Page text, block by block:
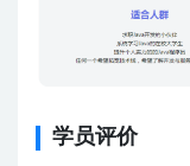
学员评价